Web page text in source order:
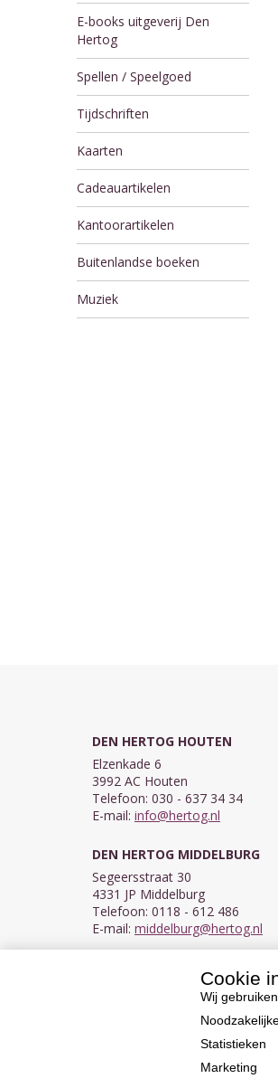
E-books uitgeverij Den
Hertog
Spellen / Speelgoed
Tijdschriften
Kaarten
Cadeauartikelen
Kantoorartikelen
Buitenlandse boeken
Muziek
DEN HERTOG HOUTEN
Elzenkade 6
3992 AC Houten
Telefoon: 030 - 637 34 34
E-mail: info@hertog.nl
DEN HERTOG MIDDELBURG
Segeersstraat 30
4331 JP Middelburg
Telefoon: 0118 - 612 486
E-mail: middelburg@hertog.nl
BTW NL007450242B03
Cookie
Wij
Statistieken
Marketing